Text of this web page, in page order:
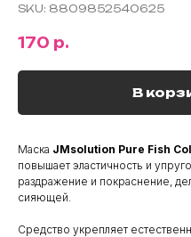
SKU: 8809852540625
170 р.
В
Маска JMsolution Pure Fish
повышает эластичность и
раздражение и покраснение,
сияющей.
Средство укрепляет